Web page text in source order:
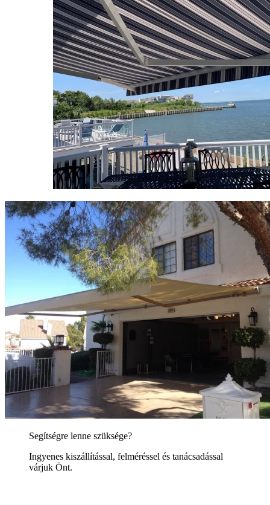
Segítségre lenne szüksége?
Ingyenes kiszállítással, felméréssel és tanácsadással
várjuk Önt.